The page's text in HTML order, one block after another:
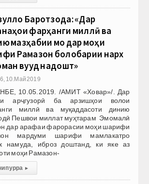
Баротзода: «Дар
фарҳанги миллӣ ва
мазҳабии мо дар моҳи
Рамазон болобарии нарх
вуҷуд надошт»
10.Май 2019
10.05.2019. /АМИТ «Ховар»/. Дар
арҷгузорӣ ба арзишҳои волои
миллӣ ва муқаддасоти динию
Пешвои миллат муҳтарам Эмомалӣ
дар арафаи фарорасии моҳи шарифи
мардуми шарифи мамлакатро
намуда, иброз доштанд, ки яке аз
моҳи Рамазон-
пурра ▸